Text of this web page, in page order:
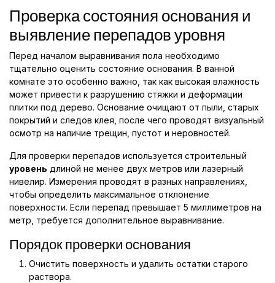
Проверка состояния основания и
выявление перепадов уровня
Перед началом выравнивания пола необходимо
тщательно оценить состояние основания. В ванной
комнате это особенно важно, так как высокая влажность
может привести к разрушению стяжки и деформации
плитки под дерево. Основание очищают от пыли, старых
покрытий и следов клея, после чего проводят визуальный
осмотр на наличие трещин, пустот и неровностей.
Для проверки перепадов используется строительный
уровень длиной не менее двух метров или лазерный
нивелир. Измерения проводят в разных направлениях,
чтобы определить максимальное отклонение
поверхности. Если перепад превышает 5 миллиметров на
метр, требуется дополнительное выравнивание.
Порядок проверки основания
Очистить поверхность и удалить остатки старого
раствора.